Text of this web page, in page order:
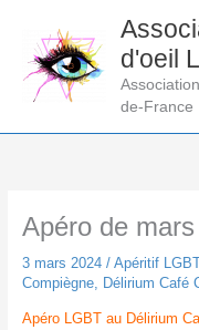
contenu
d'oeil
de-France
Apéro de mars
3 mars 2024 / Apéritif
Compiègne, Délirium Café
Apéro LGBT au Délirium